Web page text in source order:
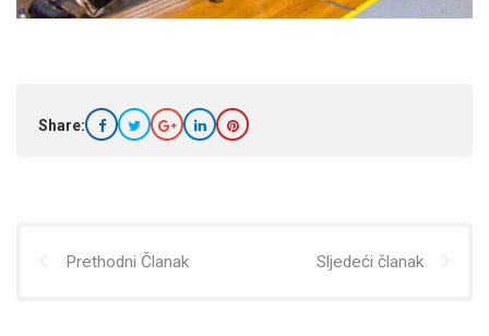
Share:
Prethodni Članak Sljedeći članak